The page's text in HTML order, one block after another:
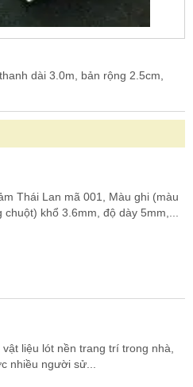
dài 3.0m, bản rộng 2.5cm,
Thái Lan mã 001, Màu ghi (màu
chuột) khổ 3.6mm, độ dày 5mm,...
vật liệu lót nền trang trí trong nhà,
nhiều người sử...